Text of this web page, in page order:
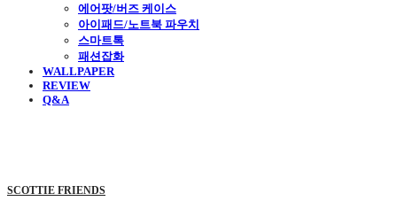
에어팟/버즈 케이스
아이패드/노트북 파우치
스마트톡
패션잡화
WALLPAPER
REVIEW
Q&A
SCOTTIE FRIENDS